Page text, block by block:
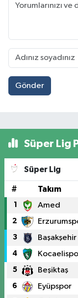
Gönder
Süper Lig
Süper Lig
# Takım
1 Amed
2
3 Başakşehir
4
5 Beşiktaş
6 Eyüpspor